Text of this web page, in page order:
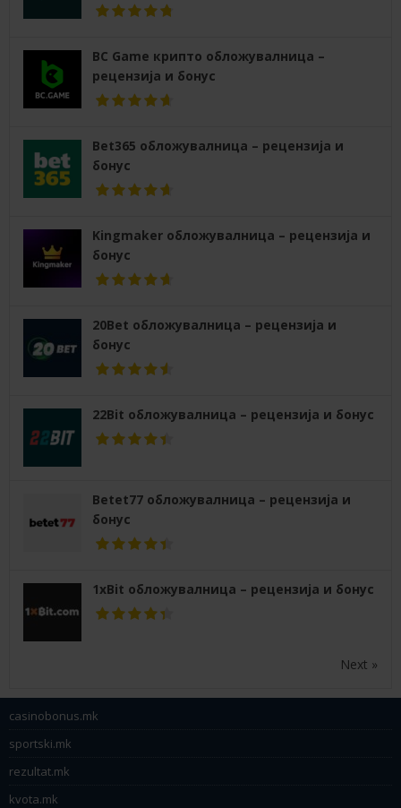
BC Game крипто обложувалница –
рецензија и бонус
Bet365 обложувалница – рецензија и
бонус
Kingmaker обложувалница – рецензија и
бонус
20Bet обложувалница – рецензија и
бонус
22Bit обложувалница – рецензија и бонус
Betet77 обложувалница – рецензија и
бонус
1xBit обложувалница – рецензија и бонус
Next »
casinobonus.mk
sportski.mk
rezultat.mk
kvota.mk